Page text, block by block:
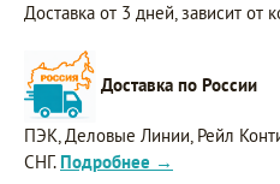
Доставка от 3 дней, зависит от
Доставка по России
ПЭК, Деловые Линии, Рейл
СНГ. Подробнее →